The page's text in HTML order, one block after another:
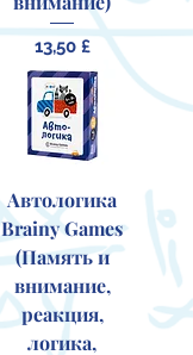
Цена
13,50 £
Автологика
Brainy Games
(Память и
внимание,
реакция,
логика,